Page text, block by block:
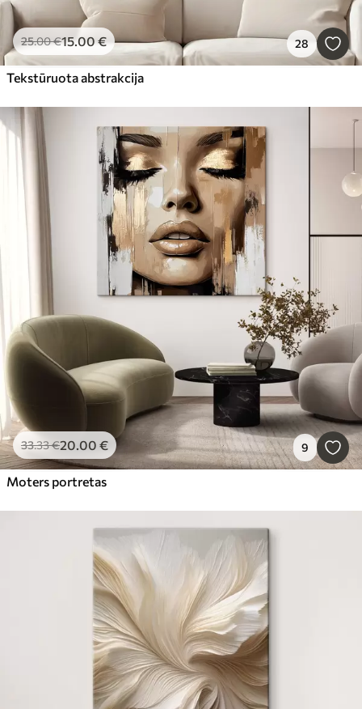
25.00€15.00€ 28
Tekstūruota abstrakcija
33.33€20.00 € 9
Moters portretas